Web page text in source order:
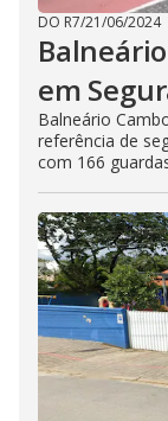
DO R7/21/06/2024
em
Balneário
referência de
com 166